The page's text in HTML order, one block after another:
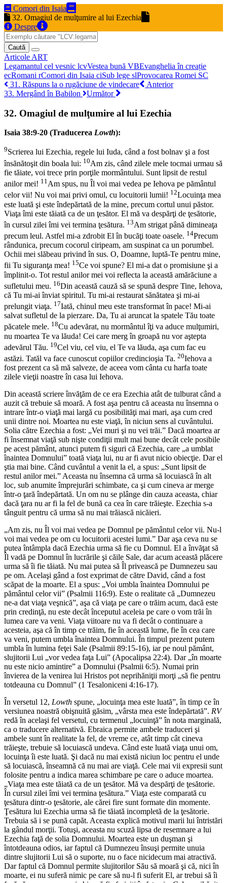
Comori din Isaia
32. Omagiul de mulţumire al lui Ezechia
Despre
Caută
Articole ART
Legamantul cel vesnic lcvVestea bună VBEvanghelia în creație
ecRomani rComori din Isaia ciSub lege slProvocarea Romei SC
31. Răspuns la o rugăciune de vindecare
Anterior
33. Mergând în Babilon
Următor
32. Omagiul de mulţumire al lui Ezechia
Isaia 38:9-20 (Traducerea Lowth):
9Scrierea lui Ezechia, regele lui Iuda, când a fost bolnav şi a fost
însănătoşit din boala lui: 10Am zis, când zilele mele tocmai urmau să
fie tăiate, voi trece prin porţile mormântului. Sunt lipsit de restul
anilor mei! 11Am spus, nu Îl voi mai vedea pe Iehova pe pământul
celor vii! Nu voi mai privi omul, cu locuitorii lumii! 12Locuinţa mea
este luată şi este îndepărtată de la mine, precum cortul unui păstor.
Viaţa îmi este tăiată ca de un ţesător. El mă va despărţi de ţesătorie,
în cursul zilei îmi vei termina ţesătura. 13Am strigat până dimineaţa
precum leul. Astfel mi-a zdrobit El în bucăţi toate oasele. 14Precum
rândunica, precum cocorul ciripeam, am suspinat ca un porumbel.
Ochii mei slăbeau privind în sus. O, Doamne, luptă-Te pentru mine,
fii Tu siguranţa mea! 15Ce voi spune? El mi-a dat o promisiune şi a
împlinit-o. Tot restul anilor mei voi reflecta la această amărăciune a
sufletului meu. 16Din această cauză să se spună despre Tine, Iehova,
că Tu mi-ai înviat spiritul. Tu mi-ai restaurat sănătatea şi mi-ai
prelungit viaţa. 17Iată, chinul meu este transformat în pace! Mi-ai
salvat sufletul de la pierzare. Da, Tu ai aruncat la spatele Tău toate
păcatele mele. 18Cu adevărat, nu mormântul îţi va aduce mulţumiri,
nu moartea Te va lăuda! Cei care merg în groapă nu vor aştepta
adevărul Tău. 19Cel viu, cel viu, el Te va lăuda, aşa cum fac eu
astăzi. Tatăl va face cunoscut copiilor credincioşia Ta. 20Iehova a
fost prezent ca să mă salveze, de aceea vom cânta cu harfa toate
zilele vieţii noastre în casa lui Iehova.
Din această scriere învăţăm de ce era Ezechia atât de tulburat când a
auzit că trebuie să moară. A fost aşa pentru că aceasta nu însemna o
intrare într-o viaţă mai largă cu posibilităţi mai mari, aşa cum cred
unii dintre noi. Moartea nu este viaţă, în niciun sens al cuvântului.
Solia către Ezechia a fost: „Vei muri şi nu vei trăi.” Dacă moartea ar
fi însemnat viaţă sub nişte condiţii mult mai bune decât cele posibile
pe acest pământ, atunci putem fi siguri că Ezechia, care „a umblat
înaintea Domnului” toată viaţa lui, nu ar fi avut nicio obiecţie. Dar el
ştia mai bine. Când cuvântul a venit la el, a spus: „Sunt lipsit de
restul anilor mei.” Aceasta nu însemna că urma să locuiască în alt
loc, sub anumite împrejurări schimbate, ca şi cum cineva ar merge
într-o ţară îndepărtată. Un om nu se plânge din cauza aceasta, chiar
dacă ţara nu ar fi la fel de bună ca cea în care trăieşte. Ezechia s-a
tânguit pentru că urma să nu mai trăiască nicăieri.
„Am zis, nu Îl voi mai vedea pe Domnul pe pământul celor vii. Nu-l
voi mai vedea pe om cu locuitorii acestei lumi.” Dar aşa ceva nu se
putea întâmpla dacă Ezechia urma să fie cu Domnul. El a învăţat să
Îl vadă pe Domnul în lucrările şi căile Sale, dar acum această plăcere
urma să îi fie tăiată. Nu mai putea să Îl privească pe Dumnezeu sau
pe om. Acelaşi gând a fost exprimat de către David, când a fost
scăpat de la moarte. El a spus: „Voi umbla înaintea Domnului pe
pământul celor vii” (Psalmii 116:9). Este o realitate că „Dumnezeu
ne-a dat viaţa veşnică”, aşa că viaţa pe care o trăim acum, dacă este
prin credinţă, nu este decât începutul aceleia pe care o vom trăi în
lumea care va veni. Viaţa viitoare nu va fi decât o continuare a
acesteia, aşa că în timp ce trăim, fie în această lume, fie în cea care
va veni, putem umbla înaintea Domnului. În timpul prezent putem
umbla în lumina feţei Sale (Psalmii 89:15-16), iar pe noul pământ,
slujitorii Lui „vor vedea faţa Lui” (Apocalipsa 22:4). Dar „în moarte
nu este nicio amintire” a Domnului (Psalmii 6:5). Numai prin
învierea de la venirea lui Hristos pot neprihăniţii morţi „să fie pentru
totdeauna cu Domnul” (1 Tesaloniceni 4:16-17).
În versetul 12, Lowth spune, „locuinţa mea este luată”, în timp ce în
versiunea noastră obişnuită găsim, „vârsta mea este îndepărtată”. RV
redă în acelaşi fel versetul, cu termenul „locuinţă” în nota marginală,
ca o traducere alternativă. Ebraica permite ambele traduceri şi
ambele sunt în realitate la fel, de vreme ce, atât timp cât cineva
trăieşte, trebuie să locuiască undeva. Când este luată viaţa unui om,
locuinţa îi este luată. Şi dacă nu mai există niciun loc pentru el unde
să locuiască, înseamnă că nu mai are viaţă. Cele mai vii expresii sunt
folosite pentru a indica marea schimbare pe care o aduce moartea.
„Viaţa mea este tăiată ca de un ţesător. Mă va despărţi de ţesătorie.
În cursul zilei îmi vei termina ţesătura.” Viaţa este comparată cu
ţesătura dintr-o ţesătorie, ale cărei fire sunt formate din momente.
Ţesătura lui Ezechia urma să fie tăiată incompletă de la ţesătorie.
Trebuia să i se pună capăt. Aceasta explică motivul marii lui întristări
la gândul morţii. Totuşi, aceasta nu scuză lipsa de resemnare a lui
Ezechia faţă de solia Domnului. Moartea este un duşman şi
întotdeauna odios, iar faptul că Dumnezeu însuşi permite unuia
dintre slujitorii Lui să o suporte, nu o face nicidecum mai atractivă.
Dar faptul că Domnul permite slujitorilor Său să moară şi că, nici în
moarte, ei nu suferă nimic pe care să nu-l fi suferit El, ar trebui să îi